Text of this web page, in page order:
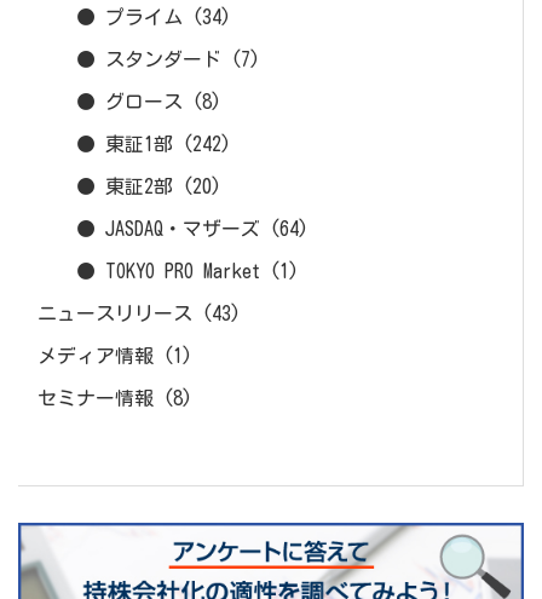
● プライム (34)
● スタンダード (7)
● グロース (8)
● 東証1部 (242)
● 東証2部 (20)
● JASDAQ・マザーズ (64)
● TOKYO PRO Market (1)
ニュースリリース (43)
メディア情報 (1)
セミナー情報 (8)